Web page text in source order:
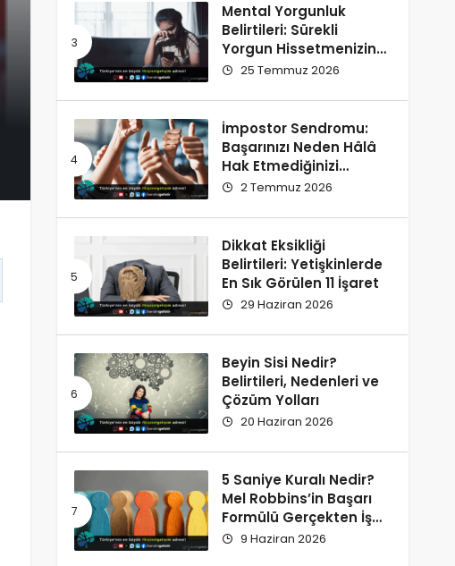
Mental Yorgunluk
Belirtileri: Sürekli
Yorgun Hissetmenizin
12 Olası Nedeni
25 Temmuz 2026
İmpostor Sendromu:
Başarınızı Neden Hâlâ
Hak Etmediğinizi
Düşünüyorsunuz?
2 Temmuz 2026
Dikkat Eksikliği
Belirtileri: Yetişkinlerde
En Sık Görülen 11 İşaret
29 Haziran 2026
Beyin Sisi Nedir?
Belirtileri, Nedenleri ve
Çözüm Yolları
20 Haziran 2026
5 Saniye Kuralı Nedir?
Mel Robbins’in Başarı
Formülü Gerçekten İşe
Yarıyor
9 Haziran 2026